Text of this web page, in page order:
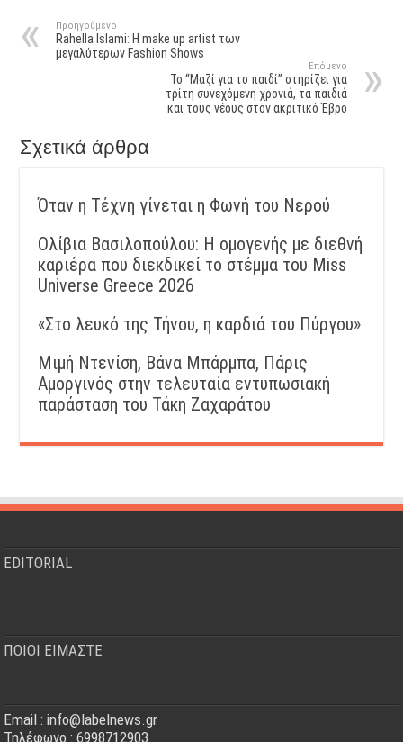
Προηγούμενο
Rahella Islami: Η make up artist των
μεγαλύτερων Fashion Shows
Επόμενο
Το “Μαζί για το παιδί” στηρίζει για
τρίτη συνεχόμενη χρονιά, τα παιδιά
και τους νέους στον ακριτικό Έβρο
Σχετικά άρθρα
Όταν η Τέχνη γίνεται η Φωνή του Νερού
Ολίβια Βασιλοπούλου: Η ομογενής με διεθνή
καριέρα που διεκδικεί το στέμμα του Miss
Universe Greece 2026
«Στο λευκό της Τήνου, η καρδιά του Πύργου»
Μιμή Ντενίση, Βάνα Μπάρμπα, Πάρις
Αμοργινός στην τελευταία εντυπωσιακή
παράσταση του Τάκη Ζαχαράτου
EDITORIAL
ΠΟΙΟΙ ΕΙΜΑΣΤΕ
Email : info@labelnews.gr
Τηλέφωνο : 6998712903